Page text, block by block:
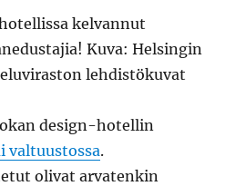
design-hotellin
valtuustossa.
olivat arvatenkin